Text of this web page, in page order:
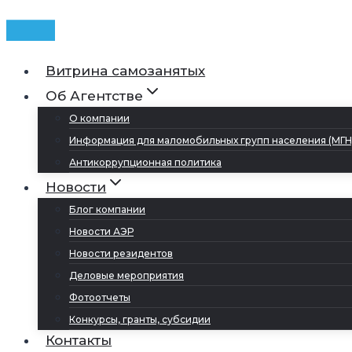
Витрина самозанятых
Об Агентстве
О компании
Информация для маломобильных групп населения
Антикоррупционная политика
Новости
Блог компании
Новости АЭР
Новости резидентов
Деловые мероприятия
Фотоотчеты
Конкурсы, гранты, субсидии
Контакты